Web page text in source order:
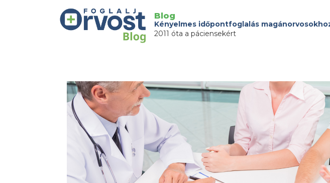
Blog
Kényelmes időpontfoglalás
2011 óta a páciensekért